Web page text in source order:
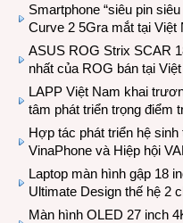
Smartphone “siêu pin
Curve 2 5Gra mắt tại Việt
ASUS ROG Strix SCAR
nhất của ROG bán tại
LAPP Việt Nam khai
tâm phát triển trọng điểm
Hợp tác phát triển hệ
VinaPhone và Hiệp hội
Laptop màn hình gập 18
Ultimate Design thế hệ 2
Màn hình OLED 27 inch